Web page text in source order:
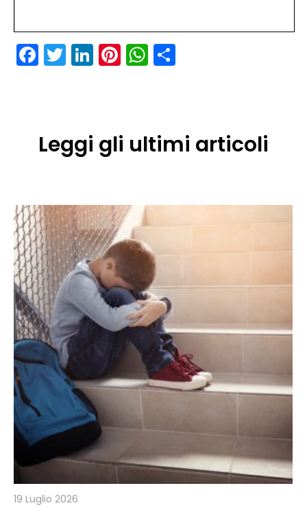
Facebook
Twitter
LinkedIn
Pinterest
WhatsApp
Leggi gli ultimi articoli
19 Luglio 2026